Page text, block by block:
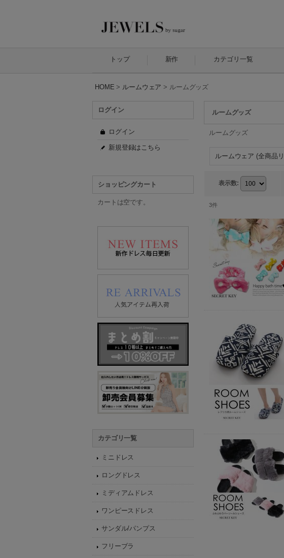
トップ 新作 カテゴリ一覧
HOME > ルームウェア > ルームグッズ
ログイン
ログイン
新規登録はこちら
ショッピングカート
カートは空です。
カテゴリ一覧
ミニドレス
ロングドレス
ミディアムドレス
ワンピースドレス
サンダル/パンプス
フリーブラ
ルームグッズ
ルームグッズ
表示数:
3件